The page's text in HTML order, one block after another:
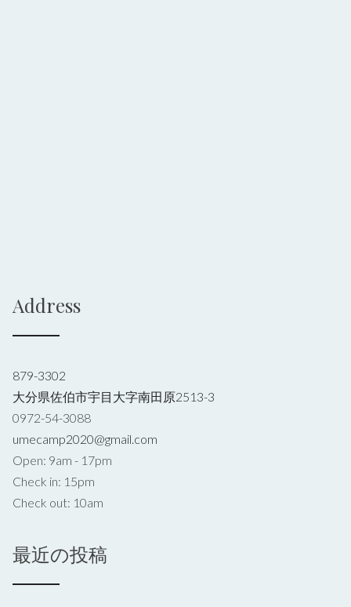
Address
879-3302
大分県佐伯市宇目大字南田原2513-3
0972-54-3088
umecamp2020@gmail.com
Open: 9am - 17pm
Check in: 15pm
Check out: 10am
最近の投稿